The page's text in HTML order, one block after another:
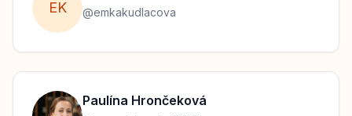
EK @emkakudlacova
Paulína Hrončeková